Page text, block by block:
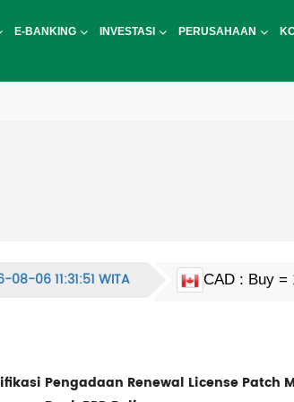
E-BANKING INVESTASI PERUSAHAAN
08-06 11:31:51 WITA
CAD : Buy =
Pengadaan Renewal License Patch